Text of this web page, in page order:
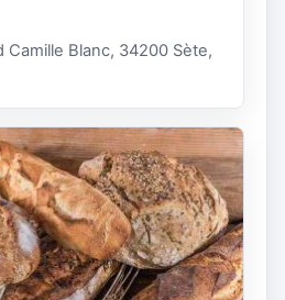
Camille Blanc, 34200 Sète,